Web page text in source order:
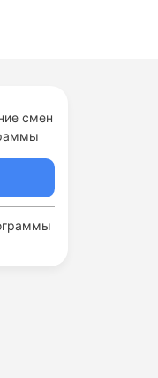
смен